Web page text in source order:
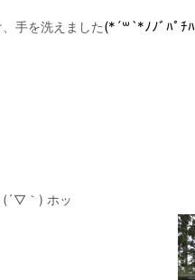
手を洗えました(*´꒳`*ﾉﾉﾞﾊﾟﾁ
(´▽｀) ホッ